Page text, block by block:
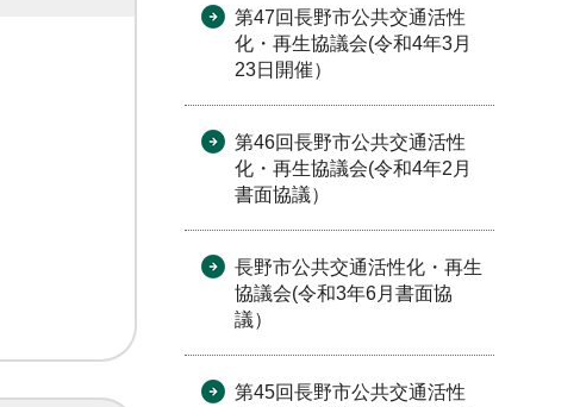
第47回長野市公共交通活性
化・再生協議会(令和4年3月
23日開催）
第46回長野市公共交通活性
化・再生協議会(令和4年2月
書面協議）
長野市公共交通活性化・再生
協議会(令和3年6月書面協
議）
第45回長野市公共交通活性